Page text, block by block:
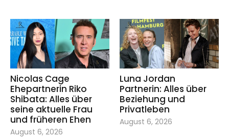
Nicolas Cage
Ehepartnerin Riko
Shibata: Alles über
seine aktuelle Frau
und früheren Ehen
August 6, 2026
Luna Jordan
Partnerin: Alles über
Beziehung und
Privatleben
August 6, 2026